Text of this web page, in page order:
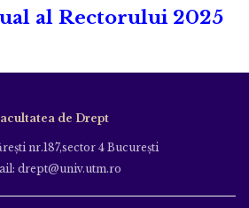
al Rectorului 2025
de Drept
nr.187,sector 4 Bucureşti
drept@univ.utm.ro